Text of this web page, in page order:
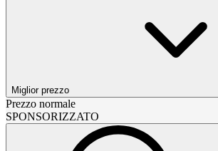
Miglior prezzo
Prezzo normale
SPONSORIZZATO